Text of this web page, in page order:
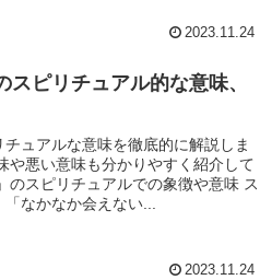
2023.11.24
スピリチュアル的な意味、
チュアルな意味を徹底的に解説しま
や悪い意味も分かりやすく紹介して
のスピリチュアルでの象徴や意味 ス
なかなか会えない...
2023.11.24